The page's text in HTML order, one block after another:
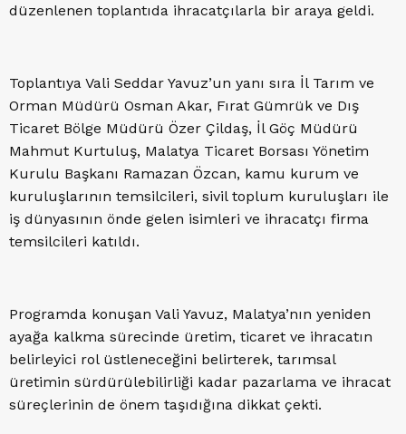
düzenlenen toplantıda ihracatçılarla bir araya geldi.
Toplantıya Vali Seddar Yavuz’un yanı sıra İl Tarım ve
Orman Müdürü Osman Akar, Fırat Gümrük ve Dış
Ticaret Bölge Müdürü Özer Çildaş, İl Göç Müdürü
Mahmut Kurtuluş, Malatya Ticaret Borsası Yönetim
Kurulu Başkanı Ramazan Özcan, kamu kurum ve
kuruluşlarının temsilcileri, sivil toplum kuruluşları ile
iş dünyasının önde gelen isimleri ve ihracatçı firma
temsilcileri katıldı.
Programda konuşan Vali Yavuz, Malatya’nın yeniden
ayağa kalkma sürecinde üretim, ticaret ve ihracatın
belirleyici rol üstleneceğini belirterek, tarımsal
üretimin sürdürülebilirliği kadar pazarlama ve ihracat
süreçlerinin de önem taşıdığına dikkat çekti.